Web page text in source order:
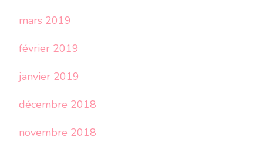
mars 2019
février 2019
janvier 2019
décembre 2018
novembre 2018